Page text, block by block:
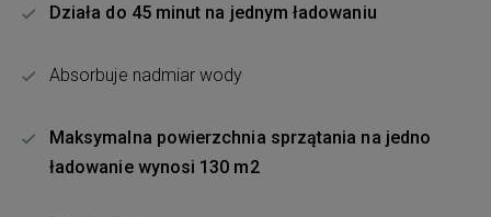
Działa do 45 minut na jednym ładowaniu
Absorbuje nadmiar wody
Maksymalna powierzchnia sprzątania na jedno
ładowanie wynosi 130 m2